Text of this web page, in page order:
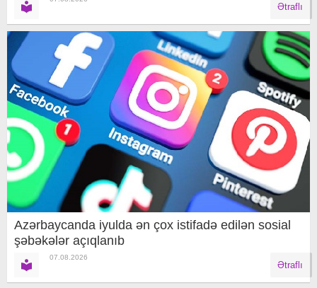
Ətraflı
Azərbaycanda iyulda ən çox istifadə edilən sosial
şəbəkələr açıqlanıb
07.08.2026
Ətraflı